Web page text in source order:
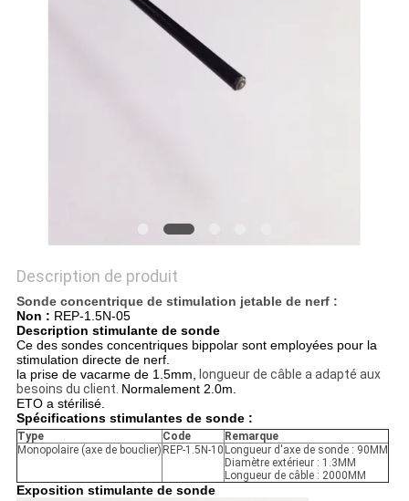
Description de produit
Sonde concentrique de stimulation jetable de nerf :
Non : REP-1.5N-05
Description stimulante de sonde
Ce des sondes concentriques bippolar sont employées pour la
stimulation directe de nerf.
la prise de vacarme de 1.5mm, longueur de câble a adapté aux
besoins du client. Normalement 2.0m.
ETO a stérilisé.
Spécifications stimulantes de sonde :
Type Code
Remarque
Monopolaire (axe de bouclier) REP-1.5N-10 Longueur d'axe de sonde : 90MM
Diamètre extérieur : 1.3MM
Longueur de câble : 2000MM
Exposition stimulante de sonde